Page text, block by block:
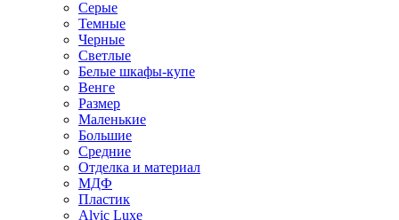
Серые
Темные
Черные
Светлые
Белые шкафы-купе
Венге
Размер
Маленькие
Большие
Средние
Отделка и материал
МДФ
Пластик
Alvic Luxe